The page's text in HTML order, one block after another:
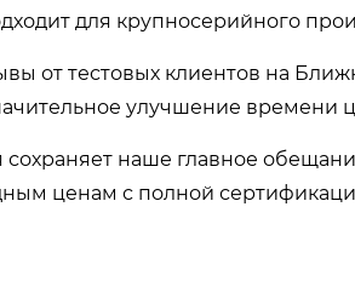
для крупносерийного
от тестовых клиентов на
улучшение времени
сохраняет наше главное
ценам с полной